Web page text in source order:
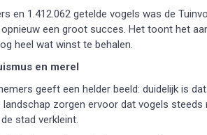
en 1.412.062 getelde vogels was de
een groot succes. Het toont het
heel wat winst te behalen.
en merel
geeft een helder beeld: duidelijk is
zorgen ervoor dat vogels
stad verkleint.